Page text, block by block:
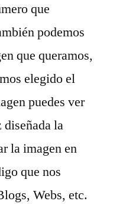
que
podemos
que queramos,
elegido el
puedes ver
la
la imagen en
que nos
Webs, etc.